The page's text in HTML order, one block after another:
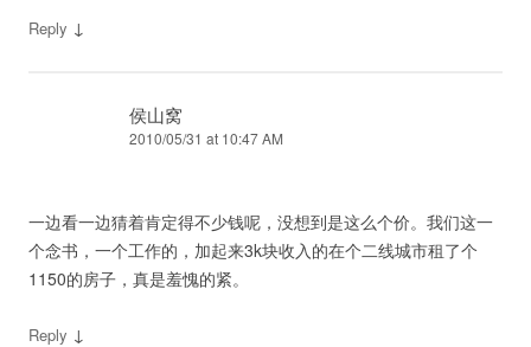
Reply ↓
侯山窝
2010/05/31 at 10:47 AM
一边看一边猜着肯定得不少钱呢，没想到是这么个价。我们这一
个念书，一个工作的，加起来3k块收入的在个二线城市租了个
1150的房子，真是羞愧的紧。
Reply ↓